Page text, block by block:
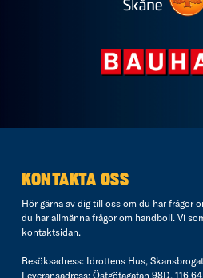
KONTAKTA OSS
Hör gärna av dig till oss om du har frågor
du har allmänna frågor om handboll. Vi
kontaktsidan.
Besöksadress: Idrottens Hus,
Leveransadress: Östgötagatan 98D, 116